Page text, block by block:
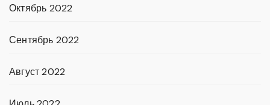
Октябрь 2022
Сентябрь 2022
Август 2022